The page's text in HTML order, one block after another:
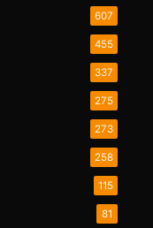
607
455
337
275
273
258
115
81